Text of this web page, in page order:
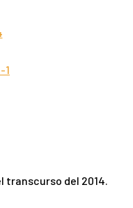
transcurso del 2014.